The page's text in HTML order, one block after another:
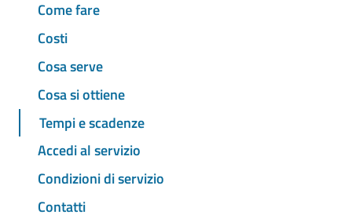
Come fare
Costi
Cosa serve
Cosa si ottiene
Tempi e scadenze
Accedi al servizio
Condizioni di servizio
Contatti